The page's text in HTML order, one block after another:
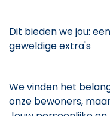
Dit bieden we jou:
geweldige extra's
We vinden het
onze bewoners,